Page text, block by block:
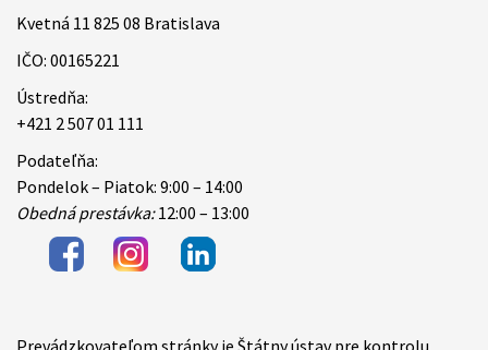
Kvetná 11 825 08 Bratislava
IČO: 00165221
Ústredňa:
+421 2 507 01 111
Podateľňa:
Pondelok – Piatok: 9:00 – 14:00
Obedná prestávka:12:00 – 13:00
Prevádzkovateľom stránky je Štátny ústav pre kontrolu